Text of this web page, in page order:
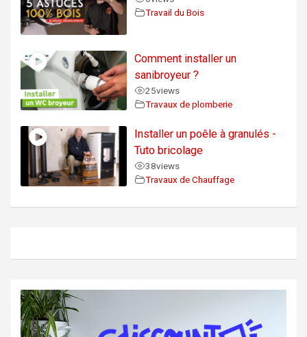
Travail du Bois
Comment installer un
sanibroyeur ?
25views
Travaux de plomberie
Installer un poêle à granulés -
Tuto bricolage
38views
Travaux de Chauffage